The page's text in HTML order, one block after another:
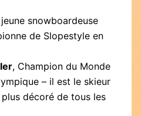
snowboardeuse
de Slopestyle en
, Champion du Monde
– il est le skieur
décoré de tous les